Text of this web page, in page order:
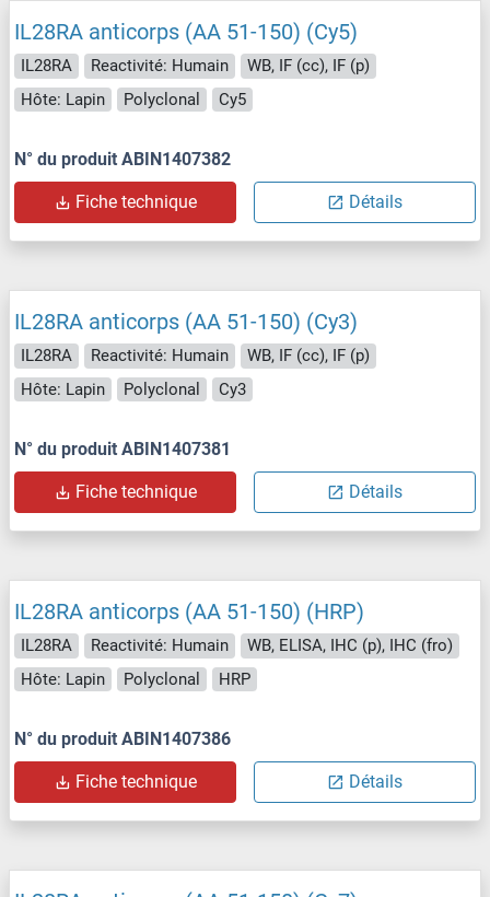
IL28RA anticorps (AA 51-150) (Cy5)
IL28RA Reactivité: Humain
WB, IF (cc), IF (p)
Hôte: Lapin
Polyclonal Cy5
N° du produit ABIN1407382
Fiche technique Détails
IL28RA anticorps (AA 51-150) (Cy3)
IL28RA Reactivité: Humain
WB, IF (cc), IF (p)
Hôte: Lapin
Polyclonal Cy3
N° du produit ABIN1407381
Fiche technique Détails
IL28RA anticorps (AA 51-150) (HRP)
IL28RA Reactivité: Humain
WB, ELISA, IHC (p), IHC (fro)
Hôte: Lapin
Polyclonal HRP
N° du produit ABIN1407386
Fiche technique Détails